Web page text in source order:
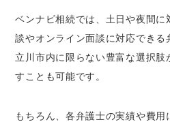
ベンナビ相続では、土日や夜間に
談やオンライン面談に対応できる
立川市内に限らない豊富な選択
すことも可能です。
もちろん、各弁護士の実績や費